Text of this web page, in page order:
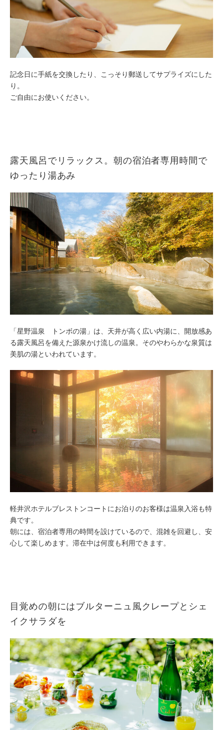
記念日に手紙を交換したり、こっそり郵送してサプライズにした
り。
ご自由にお使いください。
露天風呂でリラックス。朝の宿泊者専用時間で
ゆったり湯あみ
「星野温泉 トンボの湯」は、天井が高く広い内湯に、開放感あ
る露天風呂を備えた源泉かけ流しの温泉。そのやわらかな泉質は
美肌の湯といわれています。
軽井沢ホテルブレストンコートにお泊りのお客様は温泉入浴も特
典です。
朝には、宿泊者専用の時間を設けているので、混雑を回避し、安
心して楽しめます。滞在中は何度も利用できます。
目覚めの朝にはブルターニュ風クレープとシェ
イクサラダを